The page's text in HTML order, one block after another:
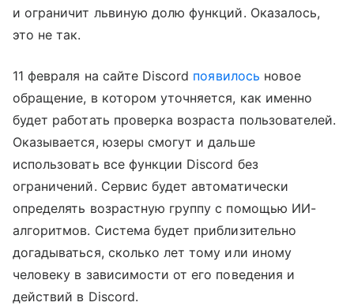
и ограничит львиную долю функций. Оказалось,
это не так.
11 февраля на сайте Discord появилось новое
обращение, в котором уточняется, как именно
будет работать проверка возраста пользователей.
Оказывается, юзеры смогут и дальше
использовать все функции Discord без
ограничений. Сервис будет автоматически
определять возрастную группу с помощью ИИ-
алгоритмов. Система будет приблизительно
догадываться, сколько лет тому или иному
человеку в зависимости от его поведения и
действий в Discord.